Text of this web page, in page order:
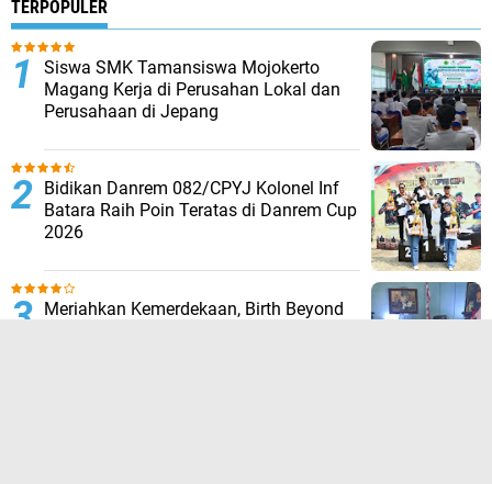
TERPOPULER
Siswa SMK Tamansiswa Mojokerto
Magang Kerja di Perusahan Lokal dan
Perusahaan di Jepang
Bidikan Danrem 082/CPYJ Kolonel Inf
Batara Raih Poin Teratas di Danrem Cup
2026
Meriahkan Kemerdekaan, Birth Beyond